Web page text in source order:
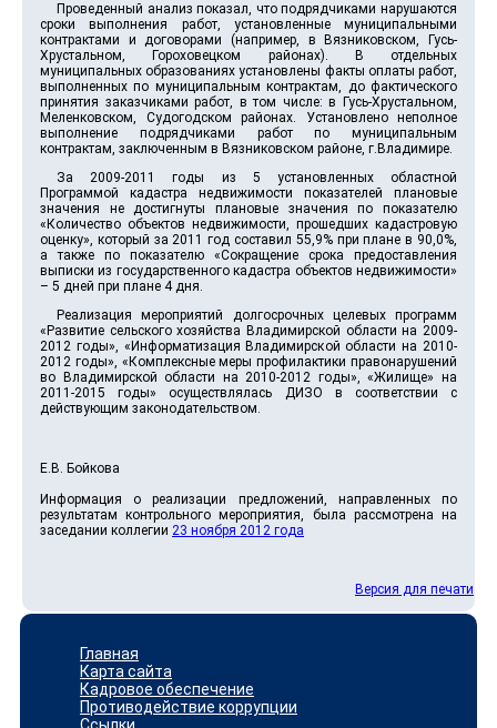
Проведенный анализ показал, что подрядчиками нарушаются
сроки выполнения работ, установленные муниципальными
контрактами и договорами (например, в Вязниковском, Гусь-
Хрустальном, Гороховецком районах). В отдельных
муниципальных образованиях установлены факты оплаты работ,
выполненных по муниципальным контрактам, до фактического
принятия заказчиками работ, в том числе: в Гусь-Хрустальном,
Меленковском, Судогодском районах. Установлено неполное
выполнение подрядчиками работ по муниципальным
контрактам, заключенным в Вязниковском районе, г.Владимире.
За 2009-2011 годы из 5 установленных областной
Программой кадастра недвижимости показателей плановые
значения не достигнуты плановые значения по показателю
«Количество объектов недвижимости, прошедших кадастровую
оценку», который за 2011 год составил 55,9% при плане в 90,0%,
а также по показателю «Сокращение срока предоставления
выписки из государственного кадастра объектов недвижимости»
– 5 дней при плане 4 дня.
Реализация мероприятий долгосрочных целевых программ
«Развитие сельского хозяйства Владимирской области на 2009-
2012 годы», «Информатизация Владимирской области на 2010-
2012 годы», «Комплексные меры профилактики правонарушений
во Владимирской области на 2010-2012 годы», «Жилище» на
2011-2015 годы» осуществлялась ДИЗО в соответствии с
действующим законодательством.
Е.В. Бойкова
Информация о реализации предложений, направленных по
результатам контрольного мероприятия, была рассмотрена на
заседании коллегии 23 ноября 2012 года
Версия для печати
Главная
Карта сайта
Кадровое обеспечение
Противодействие коррупции